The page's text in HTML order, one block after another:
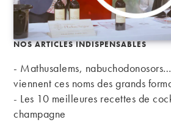
NOS ARTICLES INDISPENSABLES
- Mathusalems,
viennent ces noms des grands
- Les 10 meilleures recettes de
champagne